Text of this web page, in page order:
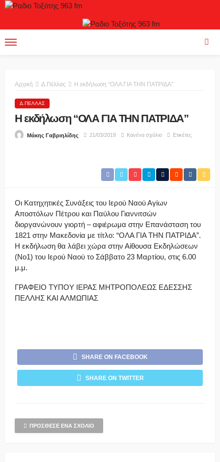
Αρχική Δ.Πέλλας Η εκδήλωση “ΟΛΑ ΓΙΑ ΤΗΝ ΠΑΤΡΙΔΑ”
Δ.ΠΈΛΛΑΣ
Η εκδήλωση “ΟΛΑ ΓΙΑ ΤΗΝ ΠΑΤΡΙΔΑ”
Μάκης Γαβριηλίδης 21/03/2019 Κανένα σχόλιο Ετικέτες
Οι Κατηχητικές Συνάξεις του Ιερού Ναού Αγίων
Αποστόλων Πέτρου και Παύλου Γιαννιτσών
διοργανώνουν γιορτή – αφιέρωμα στην Επανάσταση του
1821 στην Μακεδονία με τίτλο: “ΟΛΑ ΓΙΑ ΤΗΝ ΠΑΤΡΙΔΑ”.
Η εκδήλωση θα λάβει χώρα στην Αίθουσα Εκδηλώσεων
(Νο1) του Ιερού Ναού το Σάββατο 23 Μαρτίου, στις 6.00
μ.μ.
ΓΡΑΦΕΙΟ ΤΥΠΟΥ ΙΕΡΑΣ ΜΗΤΡΟΠΟΛΕΩΣ ΕΔΕΣΣΗΣ
ΠΕΛΛΗΣ ΚΑΙ ΑΛΜΩΠΙΑΣ
SHARE ON FACEBOOK
SHARE ON TWITTER
ΠΡΌΣΘΕΣΕ ΈΝΑ ΣΧΌΛΙΟ